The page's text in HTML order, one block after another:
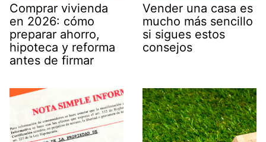
Comprar vivienda
en 2026: cómo
preparar ahorro,
hipoteca y reforma
antes de firmar
Vender una casa es
mucho más sencillo
si sigues estos
consejos